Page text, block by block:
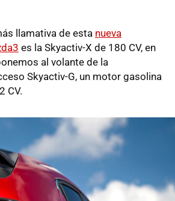
llamativa de esta nueva
es la Skyactiv-X de 180 CV, en
al volante de la
Skyactiv-G, un motor gasolina
CV.